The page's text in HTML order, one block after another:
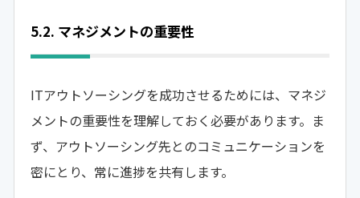
5.2. マネジメントの重要性
ITアウトソーシングを成功させるためには、マネジ
メントの重要性を理解しておく必要があります。ま
ず、アウトソーシング先とのコミュニケーションを
密にとり、常に進捗を共有します。